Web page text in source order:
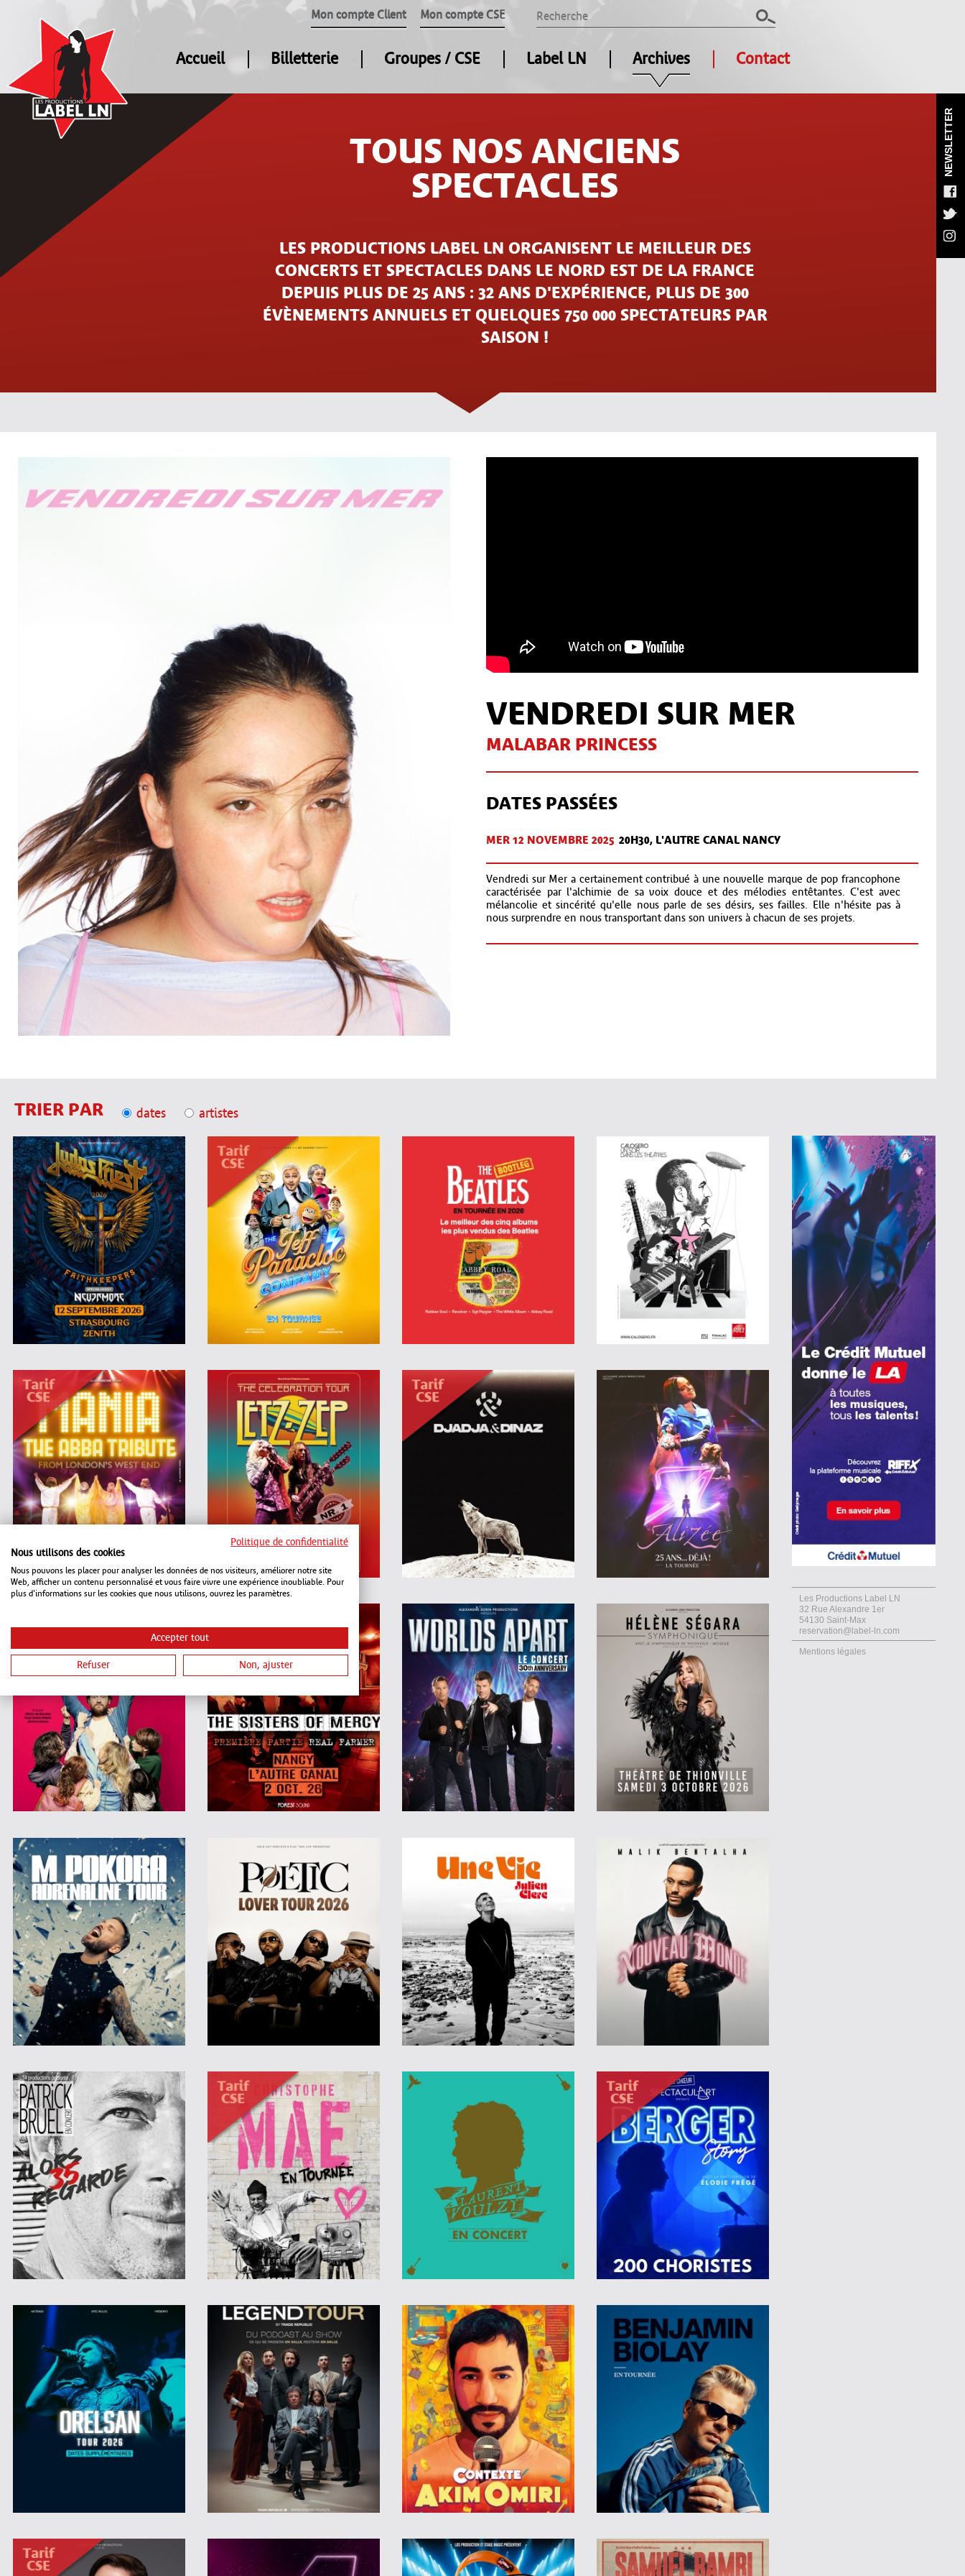
Mon compte Client Mon compte CSE
Accueil Billetterie Groupes / CSE Label LN Archives Contact
TOUS NOS ANCIENS
SPECTACLES
LES PRODUCTIONS LABEL LN ORGANISENT LE MEILLEUR DES
CONCERTS ET SPECTACLES DANS LE NORD EST DE LA FRANCE
DEPUIS PLUS DE 25 ANS : 32 ANS D'EXPÉRIENCE, PLUS DE 300
ÉVÈNEMENTS ANNUELS ET QUELQUES 750 000 SPECTATEURS PAR
SAISON !
VENDREDI SUR MER
MALABAR PRINCESS
DATES PASSÉES
MER 12 NOVEMBRE 2025 20H30, L'AUTRE CANAL NANCY
Vendredi sur Mer a certainement contribué à une nouvelle marque de pop francophone
caractérisée par l'alchimie de sa voix douce et des mélodies entêtantes. C'est avec
mélancolie et sincérité qu'elle nous parle de ses désirs, ses failles. Elle n'hésite pas à
nous surprendre en nous transportant dans son univers à chacun de ses projets.
TRIER PAR dates artistes
Les Productions Label LN
32 Rue Alexandre 1er
54130 Saint-Max
reservation@label-ln.com
Mentions légales
NEWSLETTER
Politique de confidentialité
Nous utilisons des cookies
Nous pouvons les placer pour analyser les données de nos visiteurs, améliorer notre site
Web, afficher un contenu personnalisé et vous faire vivre une expérience inoubliable. Pour
plus d'informations sur les cookies que nous utilisons, ouvrez les paramètres.
Accepter tout
Refuser Non, ajuster